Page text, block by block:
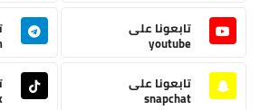
تابعونا على
youtube
تابعونا على
snapchat